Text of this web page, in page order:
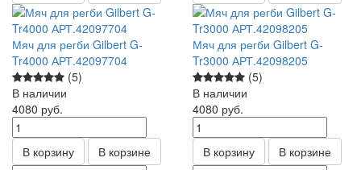
Мяч для регби Gilbert G-
Tr4000 АРТ.42097704
(5)
В наличии
4080 руб.
В корзину В корзине
Мяч для регби Gilbert G-
Tr3000 АРТ.42098205
(5)
В наличии
4080 руб.
В корзину В корзине